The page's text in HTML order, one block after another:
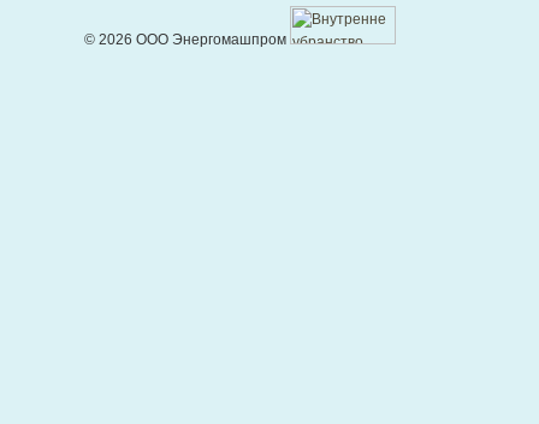
© 2026 ООО Энергомашпром